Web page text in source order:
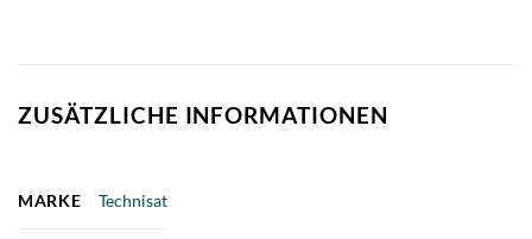
ZUSÄTZLICHE INFORMATIONEN
MARKE Technisat